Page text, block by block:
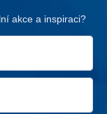
akce a inspiraci?